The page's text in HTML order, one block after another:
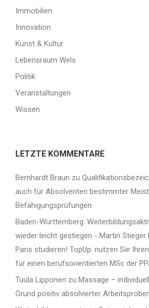
Immobilien
Innovation
Kunst & Kultur
Lebensraum Wels
Politik
Veranstaltungen
Wissen
LETZTE KOMMENTARE
Bernhardt Braun zu
auch für Absolventen bestimmter
Befähigungsprüfungen
Baden-Württemberg:
wieder leicht gestiegen - Martin Stieger
Paris studieren! TopUp: nutzen Sie
für einen berufsorientierten MSc der
Tuula Lipponen zu Massage –
Grund positiv absolvierter